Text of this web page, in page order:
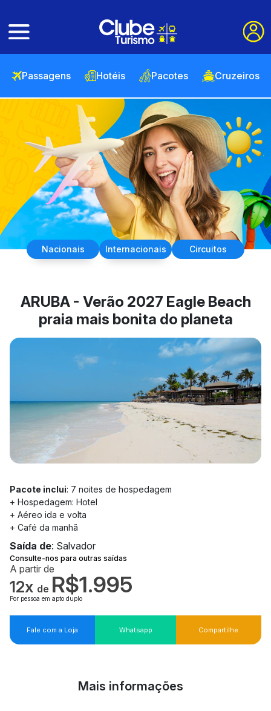
Passagens Hotéis Pacotes Cruzeiros
Nacionais Internacionais Circuitos
ARUBA - Verão 2027 Eagle Beach
praia mais bonita do planeta
Pacote inclui: 7 noites de hospedagem
+ Hospedagem: Hotel
+ Aéreo ida e volta
+ Café da manhã
Saída de: Salvador
Consulte-nos para outras saídas
A partir de
12x de R$1.995
Por pessoa em apto duplo
Fale com a Loja Whatsapp Compartilhe
Mais informações